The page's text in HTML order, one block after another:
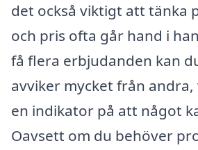
det också viktigt att tänka
och pris ofta går hand i
få flera erbjudanden kan
avviker mycket från andra,
en indikator på att något
Oavsett om du behöver